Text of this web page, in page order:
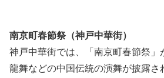
南京町春節祭（神戸中華街）
神戸中華街では、「南京町春節祭」
龍舞などの中国伝統の演舞が披露さ